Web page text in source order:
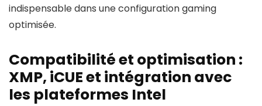
indispensable dans une configuration gaming
optimisée.
Compatibilité et optimisation :
XMP, iCUE et intégration avec
les plateformes Intel